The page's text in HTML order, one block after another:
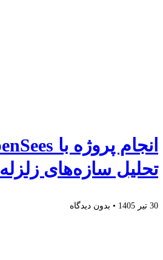
تحلیل سازه‌های زلزله
30 تیر 1405 بدون دیدگاه